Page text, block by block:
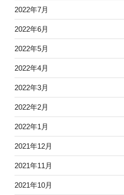
2022年7月
2022年6月
2022年5月
2022年4月
2022年3月
2022年2月
2022年1月
2021年12月
2021年11月
2021年10月